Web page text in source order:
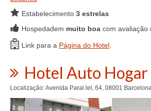
Estabelecimento 3 estrelas
Hospedadem muito boa com avaliação
Link para a Página do Hotel
Hotel Auto Hogar
Localização: Avenida Paral.lel, 64, 08001